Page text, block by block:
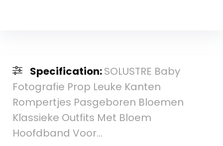
Specification:SOLUSTRE Baby
Fotografie Prop Leuke Kanten
Rompertjes Pasgeboren Bloemen
Klassieke Outfits Met Bloem
Hoofdband Voor…